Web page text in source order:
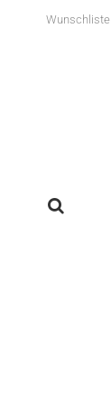
Wunschliste